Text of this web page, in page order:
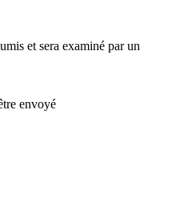
et sera examiné par un
envoyé